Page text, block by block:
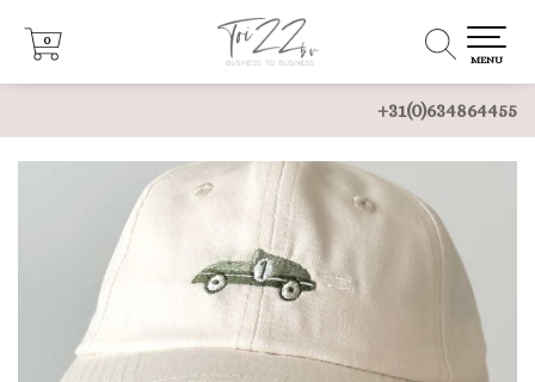
+31(0)634864455
0
0
MENU